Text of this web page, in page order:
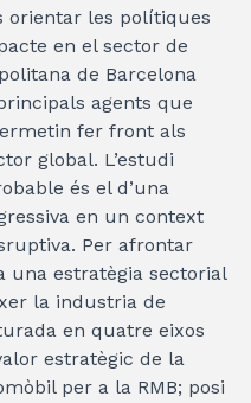
orientar les polítiques
en el sector de
de Barcelona
agents que
fer front als
global. L’estudi
és el d’una
en un context
Per afrontar
una estratègia sectorial
la industria de
en quatre eixos
estratègic de la
per a la RMB; posi